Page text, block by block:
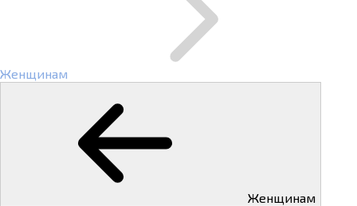
Женщинам
Женщинам